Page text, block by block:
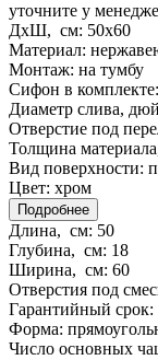
уточните у
ДхШ, см: 50x60
Материал:
Монтаж: на тумбу
Сифон в комплекте:
Диаметр слива,
Отверстие под
Толщина
Вид поверхности:
Цвет: хром
Подробнее
Длина, см: 50
Глубина, см: 18
Ширина, см: 60
Отверстия под
Гарантийный срок:
Форма:
Число основных